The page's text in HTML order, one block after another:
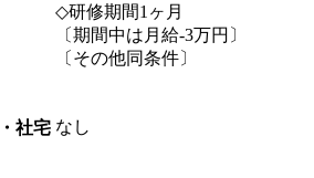
◇研修期間1ヶ月
〔期間中は月給-3万円〕
〔その他同条件〕
社宅 なし